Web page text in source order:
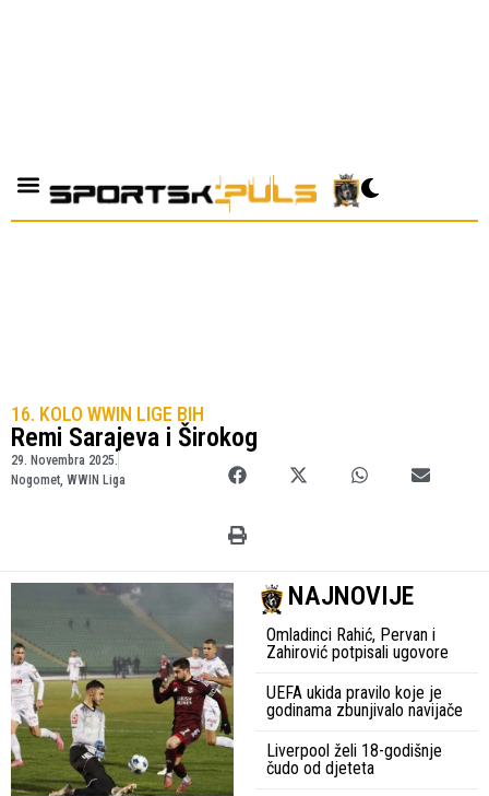
16. KOLO WWIN LIGE BIH
Remi Sarajeva i Širokog
29. Novembra 2025.
Nogomet, WWIN Liga
NAJNOVIJE
Omladinci Rahić, Pervan i
Zahirović potpisali ugovore
UEFA ukida pravilo koje je
godinama zbunjivalo navijače
Liverpool želi 18-godišnje
čudo od djeteta